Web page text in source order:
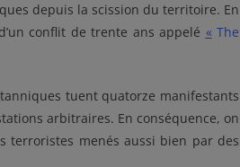
depuis la scission du territoire. En
conflit de trente ans appelé « The
tuent quatorze manifestants
arbitraires. En conséquence, on
terroristes menés aussi bien par des